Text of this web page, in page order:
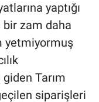
yaptığı
bir zam daha
yetmiyormuş
Tarım
siparişleri